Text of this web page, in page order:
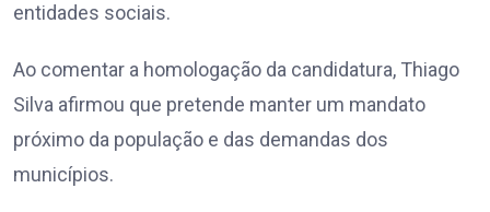
entidades sociais.
Ao comentar a homologação da candidatura, Thiago
Silva afirmou que pretende manter um mandato
próximo da população e das demandas dos
municípios.